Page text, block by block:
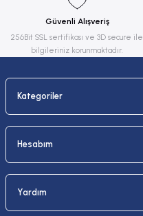
Güvenli Alışveriş
256Bit SSL sertifikası ve 3D secure ile
bilgileriniz korunmaktadır.
Kategoriler
Hesabım
Yardım